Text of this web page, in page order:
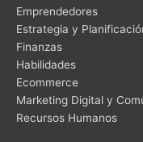
Emprendedores
Estrategia y
Finanzas
Habilidades
Ecommerce
Marketing Digital y
Recursos Humanos